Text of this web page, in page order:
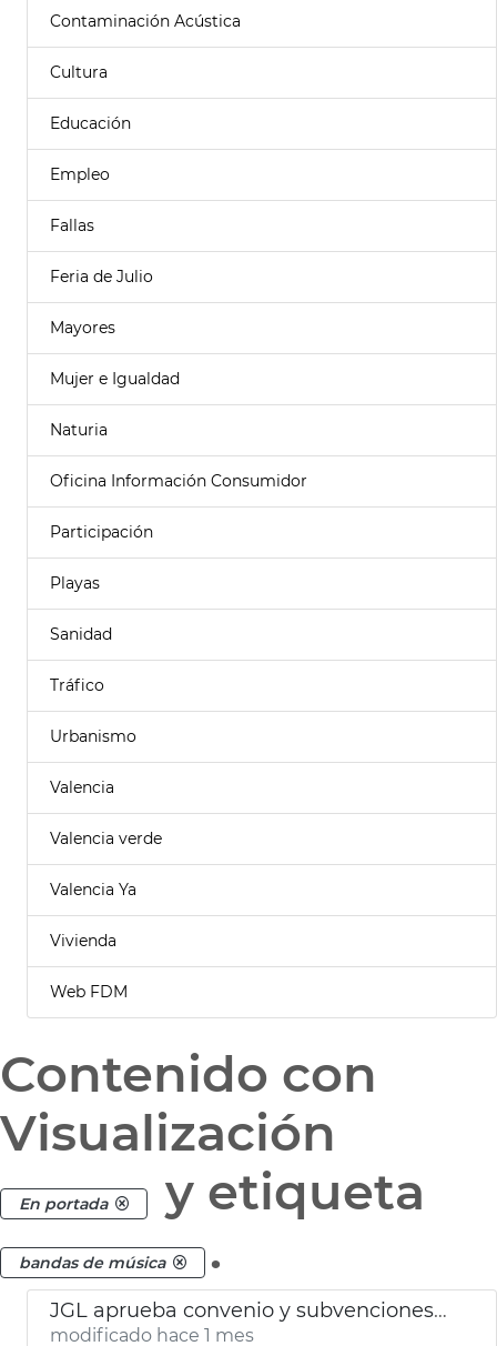
Contaminación Acústica
Cultura
Educación
Empleo
Fallas
Feria de Julio
Mayores
Mujer e Igualdad
Naturia
Oficina Información Consumidor
Participación
Playas
Sanidad
Tráfico
Urbanismo
Valencia
Valencia verde
Valencia Ya
Vivienda
Web FDM
Contenido con
Visualización
En portada y etiqueta
bandas de música .
JGL aprueba convenio y subvenciones a bandas de música València
modificado hace 1 mes